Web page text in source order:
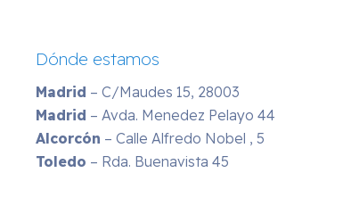
Dónde estamos
Madrid – C/Maudes 15, 28003
Madrid – Avda. Menedez Pelayo 44
Alcorcón – Calle Alfredo Nobel , 5
Toledo – Rda. Buenavista 45